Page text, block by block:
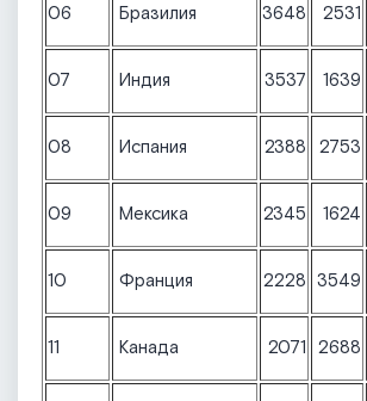
06 Бразилия 3648 2531
07 Индия 3537 1639
08 Испания 2388 2753
09 Мексика 2345 1624
10 Франция 2228 3549
11 Канада 2071 2688